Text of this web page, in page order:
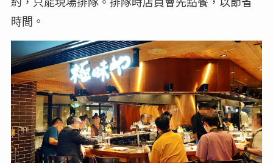
約，只能現場排隊。排隊時店員會先點餐，以節省
時間。